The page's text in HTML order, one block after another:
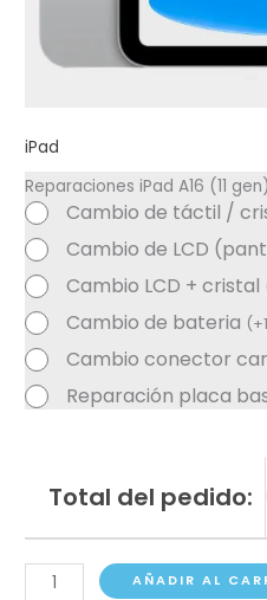
iPad
Reparaciones iPad A16 (11 gen)
Cambio de táctil /
Cambio de LCD
Cambio LCD + cristal
Cambio de bateria (+
Cambio conector
Reparación placa
Total del pedido:
iPad
AÑADIR AL